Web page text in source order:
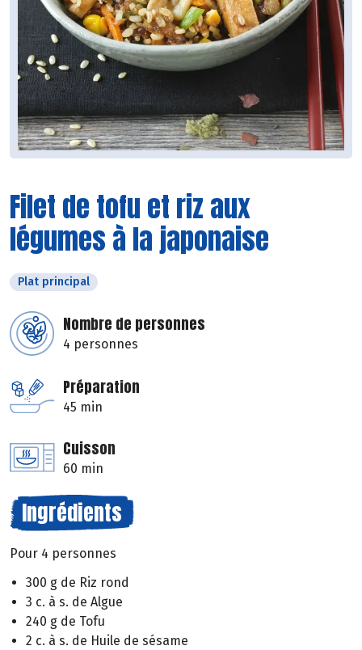
Filet de tofu et riz aux
légumes à la japonaise
Plat principal
Nombre de personnes
4 personnes
Préparation
45 min
Cuisson
60 min
Ingrédients
Pour 4 personnes
300 g de Riz rond
3 c. à s. de Algue
240 g de Tofu
2 c. à s. de Huile de sésame